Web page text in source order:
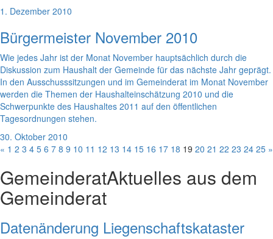
1. Dezember 2010
Bürgermeister November 2010
Wie jedes Jahr ist der Monat November hauptsächlich durch die
Diskussion zum Haushalt der Gemeinde für das nächste Jahr geprägt.
In den Ausschusssitzungen und im Gemeinderat im Monat November
werden die Themen der Haushalteinschätzung 2010 und die
Schwerpunkte des Haushaltes 2011 auf den öffentlichen
Tagesordnungen stehen.
30. Oktober 2010
« 1 2 3 4 5 6 7 8 9 10 11 12 13 14 15 16 17 18 19 20 21 22 23 24 25 »
GemeinderatAktuelles aus dem
Gemeinderat
Datenänderung Liegenschaftskataster